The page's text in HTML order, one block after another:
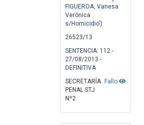
FIGUEROA, Vanesa
Verónica
s/Homicidio')
26523/13
SENTENCIA: 112 -
27/08/2013 -
DEFINITIVA
Fallo
SECRETARÍA
PENAL STJ
Nº2